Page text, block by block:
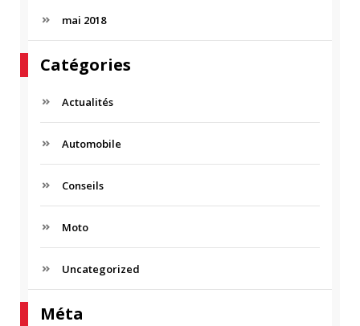
mai 2018
Catégories
Actualités
Automobile
Conseils
Moto
Uncategorized
Méta